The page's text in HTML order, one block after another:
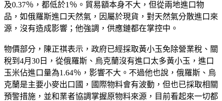
品，如俄羅斯進口天然氣，因屬於現貨，對天然氣分散進口來
源，沒有造成影響；他強調，供應鏈都在掌控中。
稅到4月30日，從俄羅斯、烏克蘭沒有進口太多黃小玉，進口
玉米佔進口量為1.64％，影響不大。不過他也說，俄羅斯、烏
克蘭是主要小麥出口國，國際物料會有波動，但也已採取相關
預警措施，並和業者協調掌握原物料來源，目前看起來一切都
在控制中。